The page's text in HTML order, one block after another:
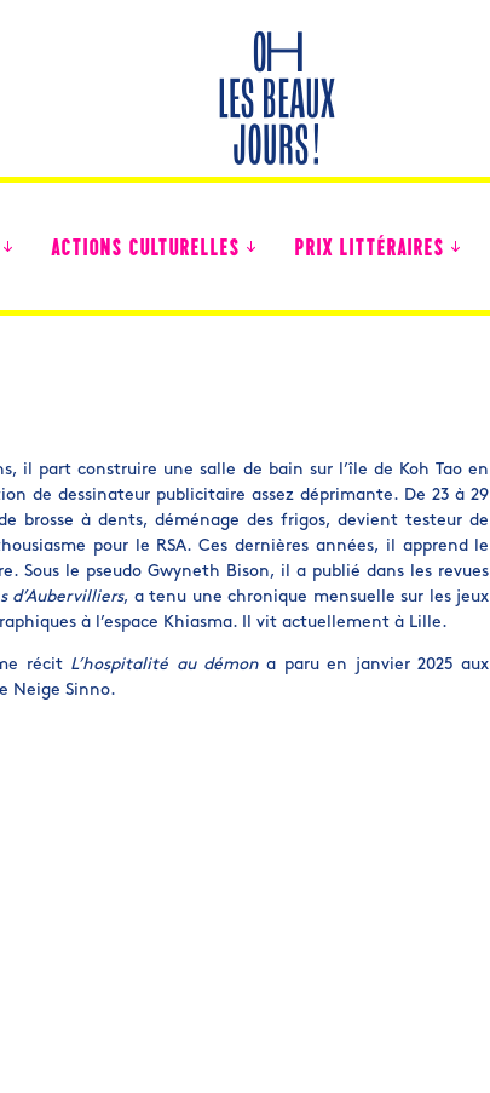
ACTIONS CULTURELLES PRIX LITTÉRAIRES
il part construire une salle de bain sur l’île de Koh Tao en
de dessinateur publicitaire assez déprimante. De 23 à 29
brosse à dents, déménage des frigos, devient testeur de
pour le RSA. Ces dernières années, il apprend le
Sous le pseudo Gwyneth Bison, il a publié dans les revues
d’Aubervilliers, a tenu une chronique mensuelle sur les jeux
à l’espace Khiasma. Il vit actuellement à Lille.
récit L’hospitalité au démona paru en janvier 2025 aux
Neige Sinno.